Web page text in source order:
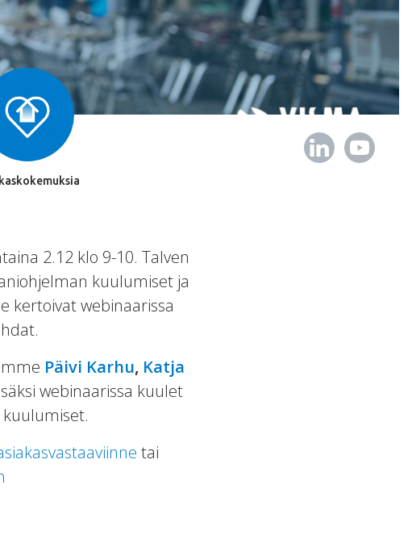
2.12 klo 9-10. Talven
kuulumiset ja
kertoivat webinaarissa
Päivi Karhu, Katja
webinaarissa kuulet
tai